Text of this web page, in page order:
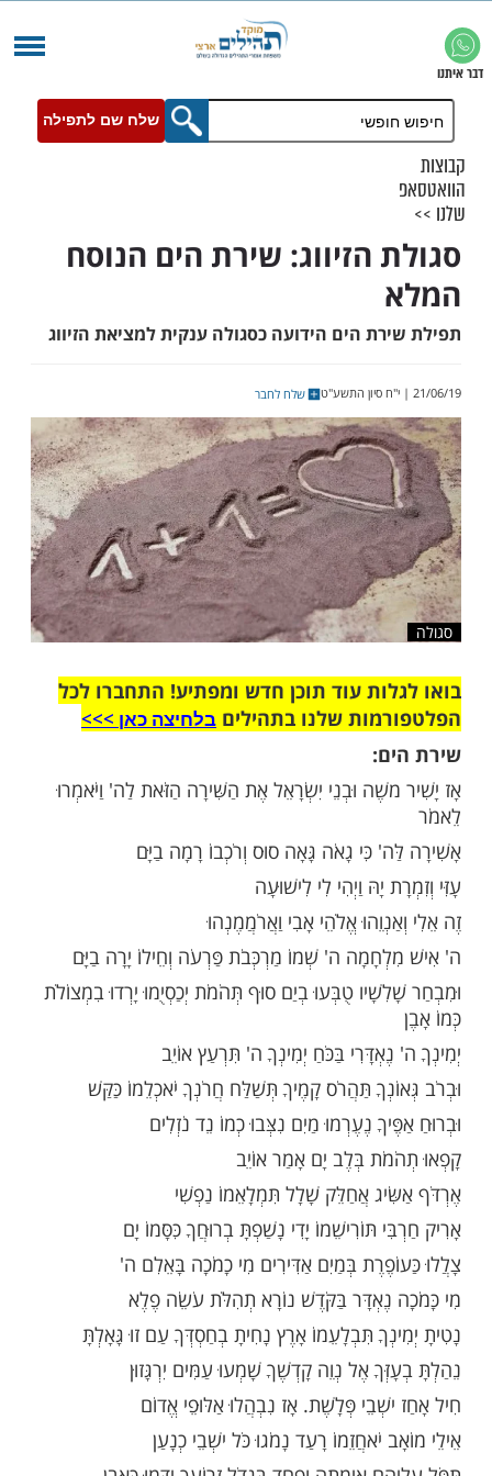
שלח שם לתפילה
הזיווג: שירת הים הנוסח
הים הידועה כסגולה ענקית למציאת הזיווג
שלח לחבר
עוד תוכן חדש ומפתיע! התחברו לכל
שלנו בתהיליםבלחיצה כאן >>>​
וּבְנֵי יִשְׂרָאֵל אֶת הַשִּׁירָה הַזֹּאת לַה' וַיֹּאמְרוּ
כִּי גָאֹה גָּאָה סוּס וְרֹכְבוֹ רָמָה בַיָּם
יָהּ וַיְהִי לִי לִישׁוּעָה
אֱלֹהֵי אָבִי וַאֲרֹמֲמֶנְהוּ
ה' שְׁמוֹ מַרְכְּבֹת פַּרְעֹה וְחֵילוֹ יָרָה בַיָּם
טֻבְּעוּ בְיַם סוּף תְּהֹמֹת יְכַסְיֻמוּ יָרְדוּ בִמְצוֹלֹת
בַּכֹּחַ יְמִינְךָ ה' תִּרְעַץ אוֹיֵב
תַּהֲרֹס קָמֶיךָ תְּשַׁלַּח חֲרֹנְךָ יֹאכְלֵמוֹ כַּקַּשׁ
נֶעֶרְמוּ מַיִם נִצְּבוּ כְמוֹ נֵד נֹזְלִים
בְּלֶב יָם אָמַר אוֹיֵב